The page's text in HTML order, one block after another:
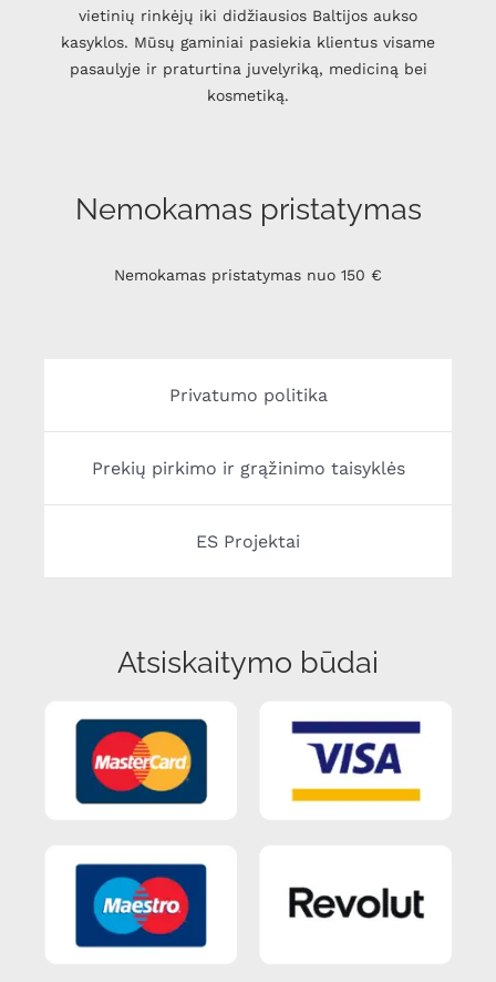
vietinių rinkėjų iki didžiausios Baltijos aukso
kasyklos. Mūsų gaminiai pasiekia klientus visame
pasaulyje ir praturtina juvelyriką, mediciną bei
kosmetiką.
Nemokamas pristatymas
Nemokamas pristatymas nuo 150 €
Privatumo politika
Prekių pirkimo ir grąžinimo taisyklės
ES Projektai
Atsiskaitymo būdai